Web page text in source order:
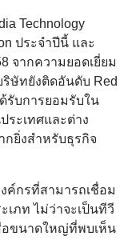
Technology
ประจำปีนี้ และ
จากความยอดเยี่ยม
ษัทยังติดอันดับ Red
รับการยอมรับใน
ระเทศและต่าง
กยิ่งสำหรับธุรกิจ
ค์กรที่สามารถเชื่อม
ภท ไม่ว่าจะเป็นทีวี
ขนาดใหญ่ที่พบเห็น